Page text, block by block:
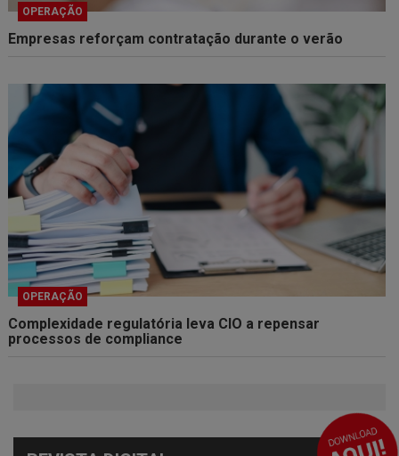
OPERAÇÃO
Empresas reforçam contratação durante o verão
OPERAÇÃO
Complexidade regulatória leva CIO a repensar
processos de compliance